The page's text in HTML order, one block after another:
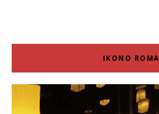
IKONO ROMA